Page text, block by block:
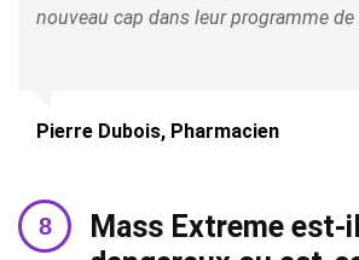
nouveau cap dans leur programme
Pierre Dubois, Pharmacien
Mass Extreme est-